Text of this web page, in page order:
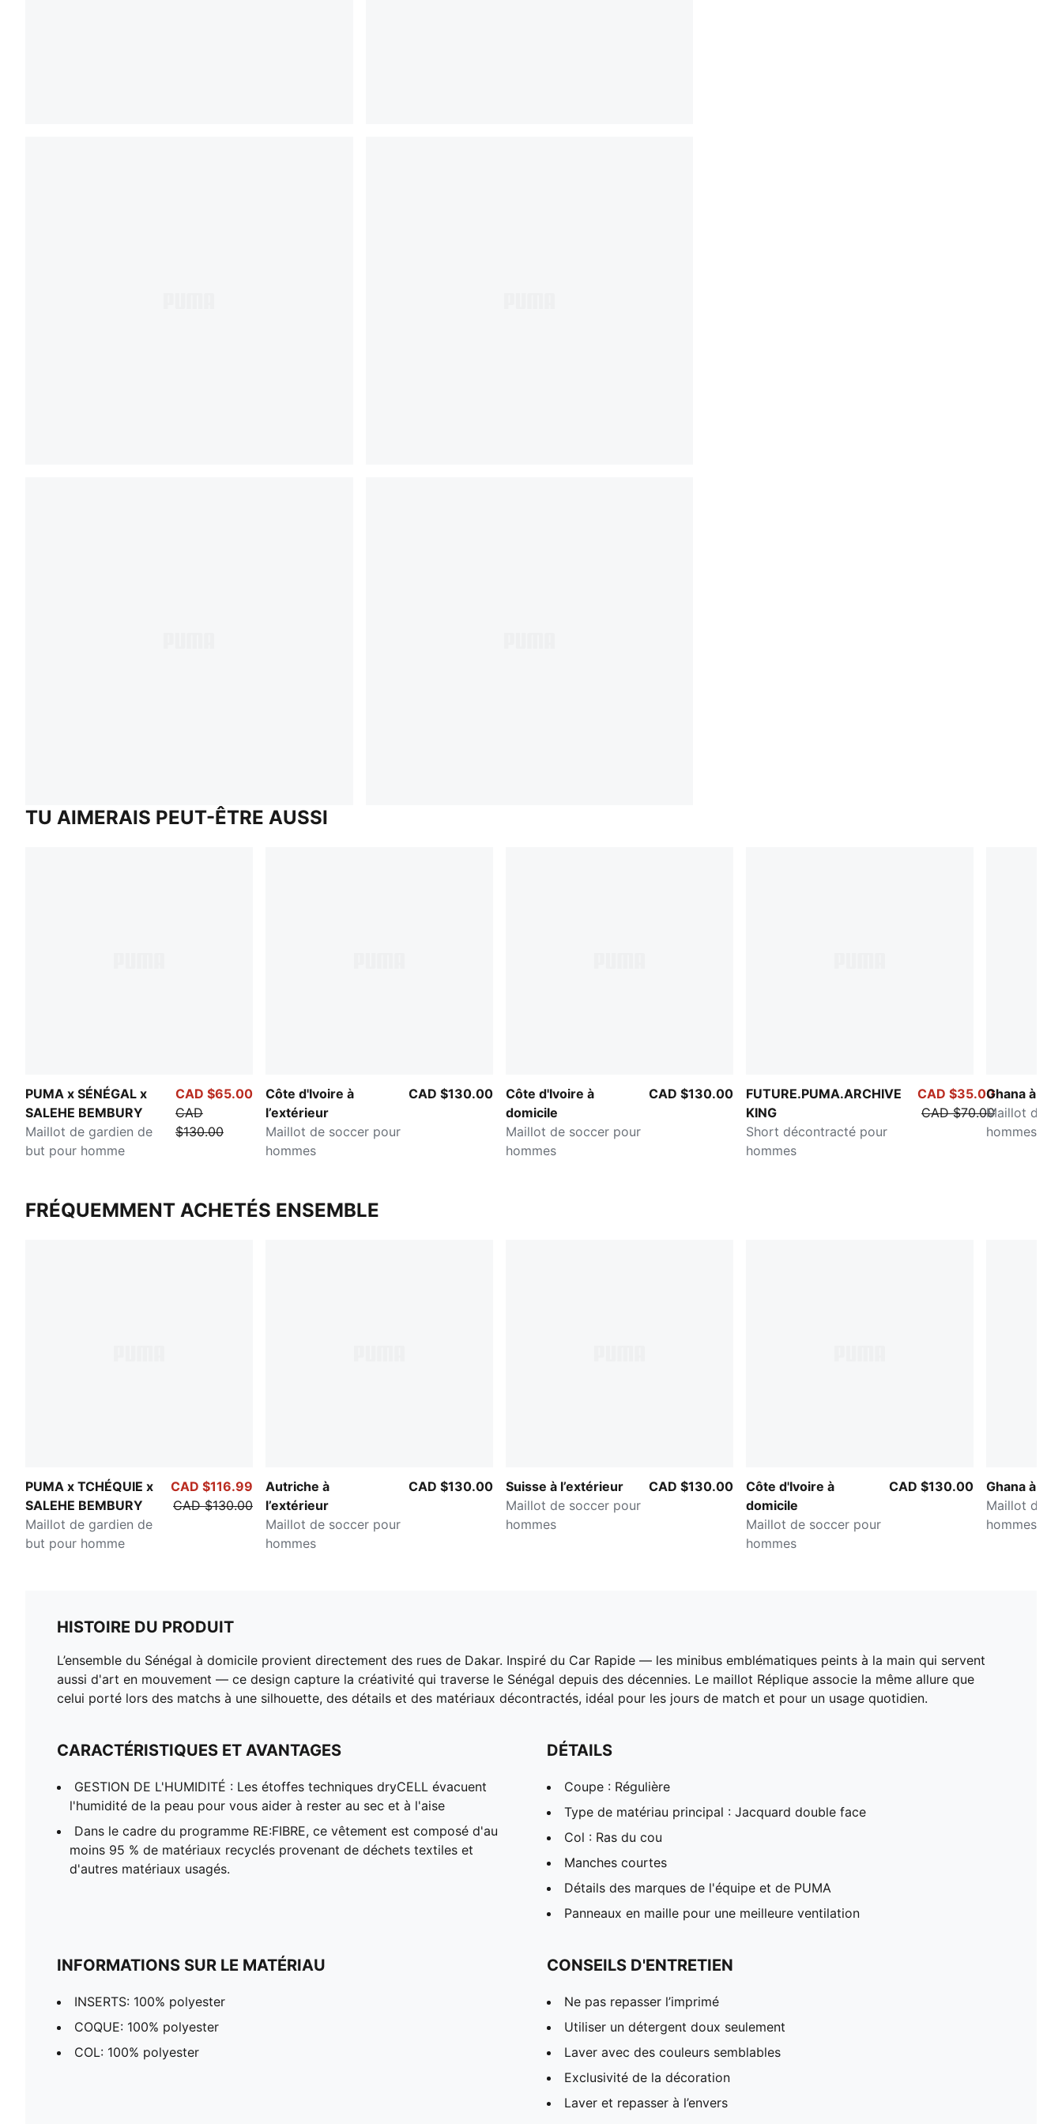
TU AIMERAIS PEUT-ÊTRE AUSSI
PUMA x SÉNÉGAL x
SALEHE BEMBURY
Maillot de gardien de
but pour homme
CAD $65.00
CAD
$130.00
Côte d'Ivoire à
l’extérieur
Maillot de soccer pour
hommes
CAD $130.00
Côte d'Ivoire à
domicile
Maillot de soccer pour
hommes
CAD $130.00
FUTURE.PUMA.ARCHIVE
KING
Short décontracté pour
hommes
CAD $35.00
CAD $70.00
Ghana à
Maillot de
hommes
FRÉQUEMMENT ACHETÉS ENSEMBLE
PUMA x TCHÉQUIE x
SALEHE BEMBURY
Maillot de gardien de
but pour homme
CAD $116.99
CAD $130.00
Autriche à
l’extérieur
Maillot de soccer pour
hommes
CAD $130.00
Suisse à l’extérieur
Maillot de soccer pour
hommes
CAD $130.00
Côte d'Ivoire à
domicile
Maillot de soccer pour
hommes
CAD $130.00
Ghana à
Maillot de
hommes
HISTOIRE DU PRODUIT
L’ensemble du Sénégal à domicile provient directement des rues de Dakar. Inspiré du Car Rapide — les minibus emblématiques peints à la main qui servent
aussi d'art en mouvement — ce design capture la créativité qui traverse le Sénégal depuis des décennies. Le maillot Réplique associe la même allure que
celui porté lors des matchs à une silhouette, des détails et des matériaux décontractés, idéal pour les jours de match et pour un usage quotidien.
CARACTÉRISTIQUES ET AVANTAGES
GESTION DE L'HUMIDITÉ : Les étoffes techniques dryCELL évacuent
l'humidité de la peau pour vous aider à rester au sec et à l'aise
Dans le cadre du programme RE:FIBRE, ce vêtement est composé d'au
moins 95 % de matériaux recyclés provenant de déchets textiles et
d'autres matériaux usagés.
DÉTAILS
Coupe : Régulière
Type de matériau principal : Jacquard double face
Col : Ras du cou
Manches courtes
Détails des marques de l'équipe et de PUMA
Panneaux en maille pour une meilleure ventilation
INFORMATIONS SUR LE MATÉRIAU
INSERTS: 100% polyester
COQUE: 100% polyester
COL: 100% polyester
CONSEILS D'ENTRETIEN
Ne pas repasser l’imprimé
Utiliser un détergent doux seulement
Laver avec des couleurs semblables
Exclusivité de la décoration
Laver et repasser à l’envers